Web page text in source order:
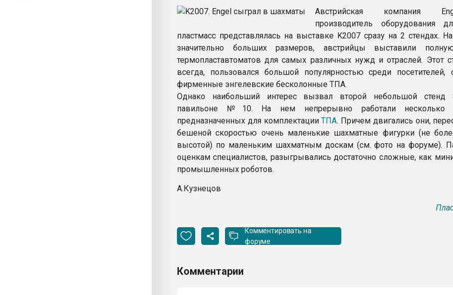
Австрийская компания
производитель оборудования
пластмасс представлялась на выставке K2007 сразу на 2 стендах.
значительно больших размеров, австрийцы выставили
термопластавтоматов для самых различных нужд и отраслей. Этот
всегда, пользовался большой популярностью среди посетителей,
фирменные энгелевские бесколонные ТПА.
Однако наибольший интерес вызвал второй небольшой стенд
павильоне №10. На нем непрерывно работали несколько
предназначенных для комплектацииТПА. Причем двигались они,
бешеной скоростью очень маленькие шахматные фигурки (не
высотой) по маленьким шахматным доскам (см. фото на форуме).
оценкам специалистов, разыгрывались достаточно сложные, как
промышленных роботов.
А.Кузнецов
Комментировать на
форуме
Комментарии